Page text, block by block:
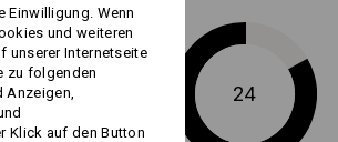
Wetterschutzschicht
24
Einwilligung. Wenn
und weiteren
unserer Internetseite
zu folgenden
Klick auf den Button